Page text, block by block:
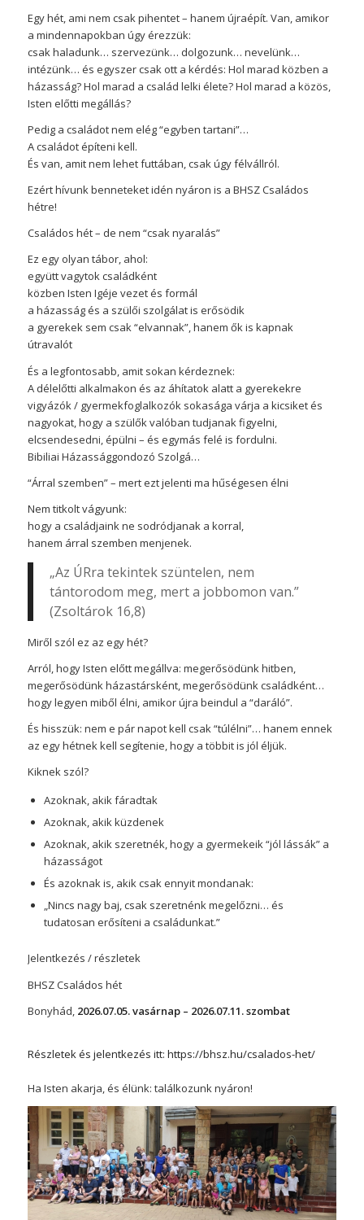
Egy hét, ami nem csak pihentet – hanem újraépít. Van, amikor
a mindennapokban úgy érezzük:
csak haladunk… szervezünk… dolgozunk… nevelünk…
intézünk… és egyszer csak ott a kérdés: Hol marad közben a
házasság? Hol marad a család lelki élete? Hol marad a közös,
Isten előtti megállás?
Pedig a családot nem elég “egyben tartani”…
A családot építeni kell.
És van, amit nem lehet futtában, csak úgy félvállról.
Ezért hívunk benneteket idén nyáron is a BHSZ Családos
hétre!
Családos hét – de nem “csak nyaralás”
Ez egy olyan tábor, ahol:
együtt vagytok családként
közben Isten Igéje vezet és formál
a házasság és a szülői szolgálat is erősödik
a gyerekek sem csak “elvannak”, hanem ők is kapnak
útravalót
És a legfontosabb, amit sokan kérdeznek:
A délelőtti alkalmakon és az áhítatok alatt a gyerekekre
vigyázók / gyermekfoglalkozók sokasága várja a kicsiket és
nagyokat, hogy a szülők valóban tudjanak figyelni,
elcsendesedni, épülni – és egymás felé is fordulni.
Bibiliai Házassággondozó Szolgá…
“Árral szemben” – mert ezt jelenti ma hűségesen élni
Nem titkolt vágyunk:
hogy a családjaink ne sodródjanak a korral,
hanem árral szemben menjenek.
„Az ÚRra tekintek szüntelen, nem
tántorodom meg, mert a jobbomon van.”
(Zsoltárok 16,8)
Miről szól ez az egy hét?
Arról, hogy Isten előtt megállva: megerősödünk hitben,
megerősödünk házastársként, megerősödünk családként…
hogy legyen miből élni, amikor újra beindul a “daráló”.
És hisszük: nem e pár napot kell csak “túlélni”… hanem ennek
az egy hétnek kell segítenie, hogy a többit is jól éljük.
Kiknek szól?
Azoknak, akik fáradtak
Azoknak, akik küzdenek
Azoknak, akik szeretnék, hogy a gyermekeik “jól lássák” a
házasságot
És azoknak is, akik csak ennyit mondanak:
„Nincs nagy baj, csak szeretnénk megelőzni… és
tudatosan erősíteni a családunkat.”
Jelentkezés / részletek
BHSZ Családos hét
Bonyhád, 2026.07.05. vasárnap – 2026.07.11. szombat
Részletek és jelentkezés itt: https://bhsz.hu/csalados-het/
Ha Isten akarja, és élünk: találkozunk nyáron!